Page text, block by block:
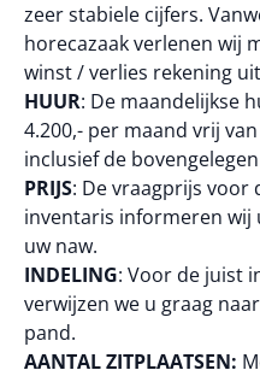
zeer stabiele cijfers.
horecazaak verlenen wij
winst / verlies rekening
HUUR: De maandelijkse
4.200,- per maand vrij
inclusief de
PRIJS: De vraagprijs voor
inventaris informeren wij
uw naw.
INDELING: Voor de juist
verwijzen we u graag
pand.
AANTAL ZITPLAATSEN: